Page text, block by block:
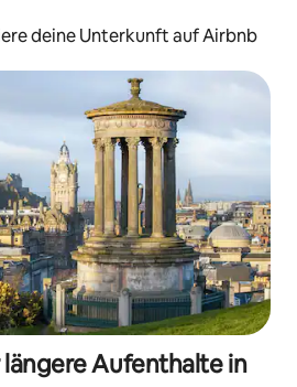
deine Unterkunft auf Airbnb
Aufenthalte in